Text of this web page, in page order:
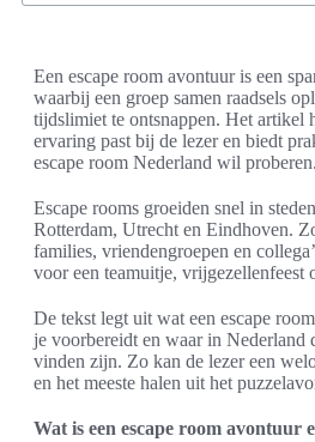
Een escape room avontuur is een
waarbij een groep samen raadsels
tijdslimiet te ontsnappen. Het artikel
ervaring past bij de lezer en biedt
escape room Nederland wil proberen.
Escape rooms groeiden snel in
Rotterdam, Utrecht en Eindhoven.
families, vriendengroepen en
voor een teamuitje, vrijgezellenfeest
De tekst legt uit wat een escape
je voorbereidt en waar in Nederland
vinden zijn. Zo kan de lezer een
en het meeste halen uit het
Wat is een escape room avontuur